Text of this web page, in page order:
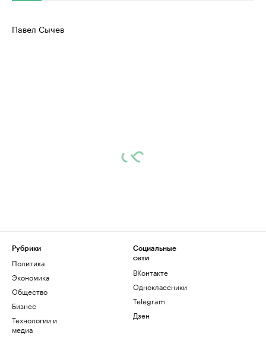
Павел Сычев
Рубрики
Политика
Экономика
Общество
Бизнес
Технологии и
медиа
Социальные
сети
ВКонтакте
Одноклассники
Telegram
Дзен